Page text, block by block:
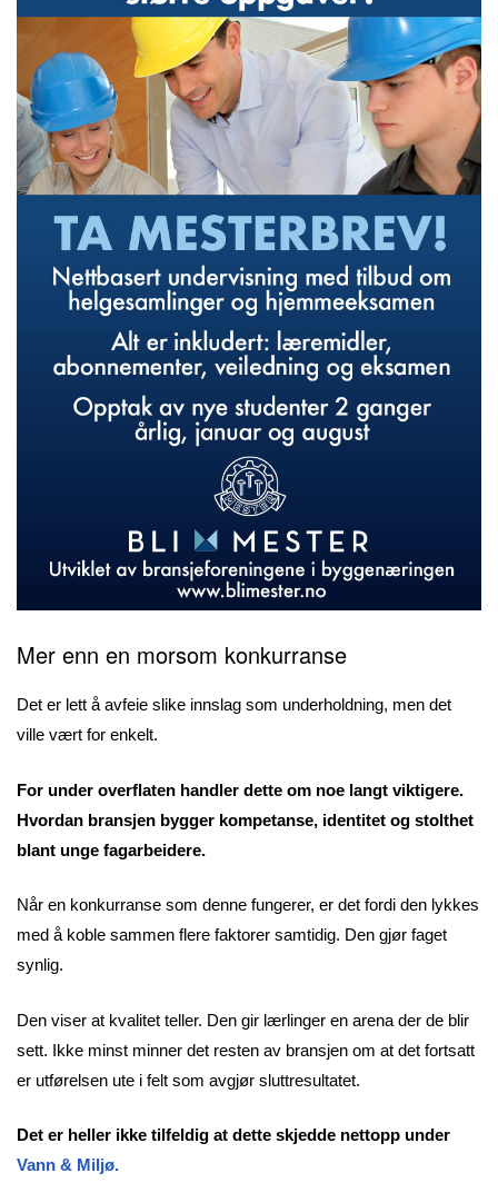
Mer enn en morsom konkurranse
Det er lett å avfeie slike innslag som underholdning, men det
ville vært for enkelt.
For under overflaten handler dette om noe langt viktigere.
Hvordan bransjen bygger kompetanse, identitet og stolthet
blant unge fagarbeidere.
Når en konkurranse som denne fungerer, er det fordi den lykkes
med å koble sammen flere faktorer samtidig. Den gjør faget
synlig.
Den viser at kvalitet teller. Den gir lærlinger en arena der de blir
sett. Ikke minst minner det resten av bransjen om at det fortsatt
er utførelsen ute i felt som avgjør sluttresultatet.
Det er heller ikke tilfeldig at dette skjedde nettopp under
Vann & Miljø.